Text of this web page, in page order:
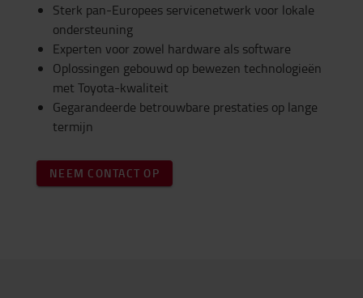
Sterk pan-Europees servicenetwerk voor lokale
ondersteuning
Experten voor zowel hardware als software
Oplossingen gebouwd op bewezen technologieën
met Toyota-kwaliteit
Gegarandeerde betrouwbare prestaties op lange
termijn
NEEM CONTACT OP